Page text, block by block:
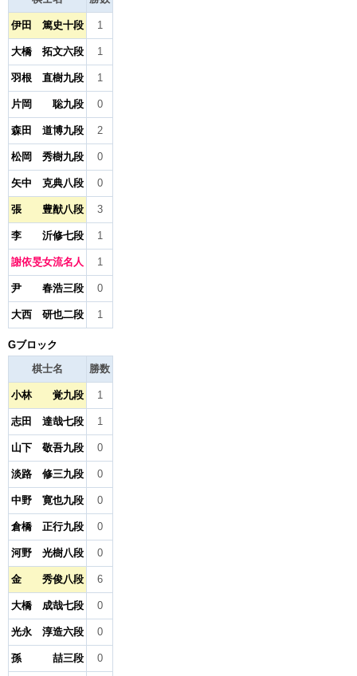
伊田 篤史十段 1
大橋 拓文六段 1
羽根 直樹九段 1
片岡 聡九段 0
森田 道博九段 2
松岡 秀樹九段 0
矢中 克典八段 0
張 豊猷八段 3
李 沂修七段 1
謝依旻女流名人 1
尹 春浩三段 0
大西 研也二段 1
Gブロック
棋士名 勝数
小林 覚九段 1
志田 達哉七段 1
山下 敬吾九段 0
淡路 修三九段 0
中野 寛也九段 0
倉橋 正行九段 0
河野 光樹八段 0
金 秀俊八段 6
大橋 成哉七段 0
光永 淳造六段 0
孫 喆三段 0